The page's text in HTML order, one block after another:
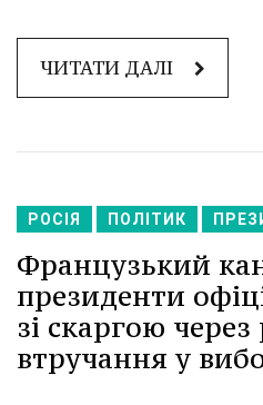
ЧИТАТИ ДАЛІ
РОСІЯ ПОЛІТИК
Французький
президенти
зі скаргою через
втручання у